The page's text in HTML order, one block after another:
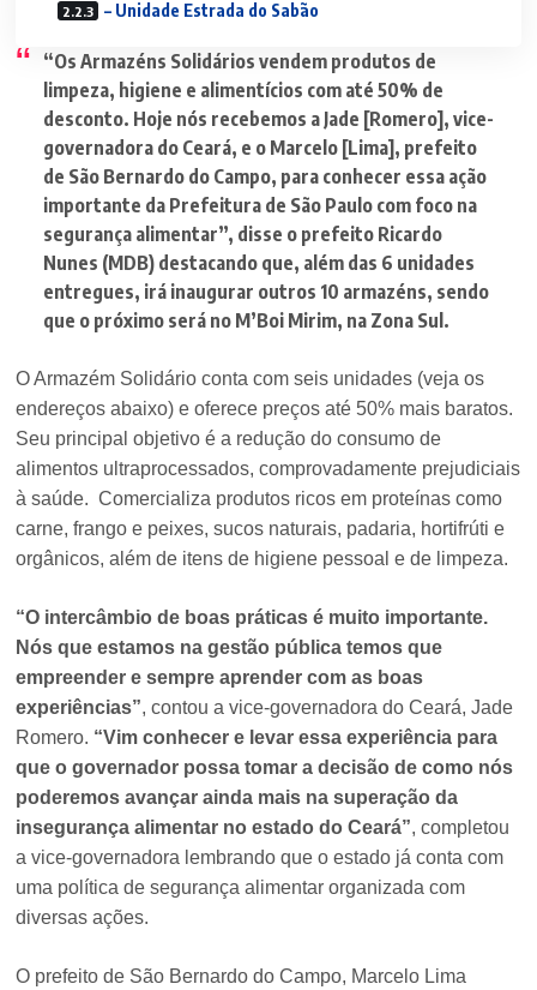
– Unidade Estrada do Sabão
“Os Armazéns Solidários vendem produtos de
limpeza, higiene e alimentícios com até 50% de
desconto. Hoje nós recebemos a Jade [Romero], vice-
governadora do Ceará, e o Marcelo [Lima], prefeito
de São Bernardo do Campo, para conhecer essa ação
importante da Prefeitura de São Paulo com foco na
segurança alimentar”, disse o prefeito Ricardo
Nunes (MDB) destacando que, além das 6 unidades
entregues, irá inaugurar outros 10 armazéns, sendo
que o próximo será no M’Boi Mirim, na Zona Sul.
O Armazém Solidário conta com seis unidades (veja os
endereços abaixo) e oferece preços até 50% mais baratos.
Seu principal objetivo é a redução do consumo de
alimentos ultraprocessados, comprovadamente prejudiciais
à saúde. Comercializa produtos ricos em proteínas como
carne, frango e peixes, sucos naturais, padaria, hortifrúti e
orgânicos, além de itens de higiene pessoal e de limpeza.
“O intercâmbio de boas práticas é muito importante.
Nós que estamos na gestão pública temos que
empreender e sempre aprender com as boas
experiências”, contou a vice-governadora do Ceará, Jade
Romero. “Vim conhecer e levar essa experiência para
que o governador possa tomar a decisão de como nós
poderemos avançar ainda mais na superação da
insegurança alimentar no estado do Ceará”, completou
a vice-governadora lembrando que o estado já conta com
uma política de segurança alimentar organizada com
diversas ações.
O prefeito de São Bernardo do Campo, Marcelo Lima